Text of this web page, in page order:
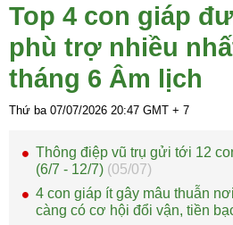
Top 4 con giáp
phù trợ nhiều
tháng 6 Âm lịch
Thứ ba 07/07/2026 20:47 GMT + 7
Thông điệp vũ trụ gửi tới 12
(6/7 - 12/7) (05/07)
4 con giáp ít gây mâu thuẫn
càng có cơ hội đổi vận, tiền